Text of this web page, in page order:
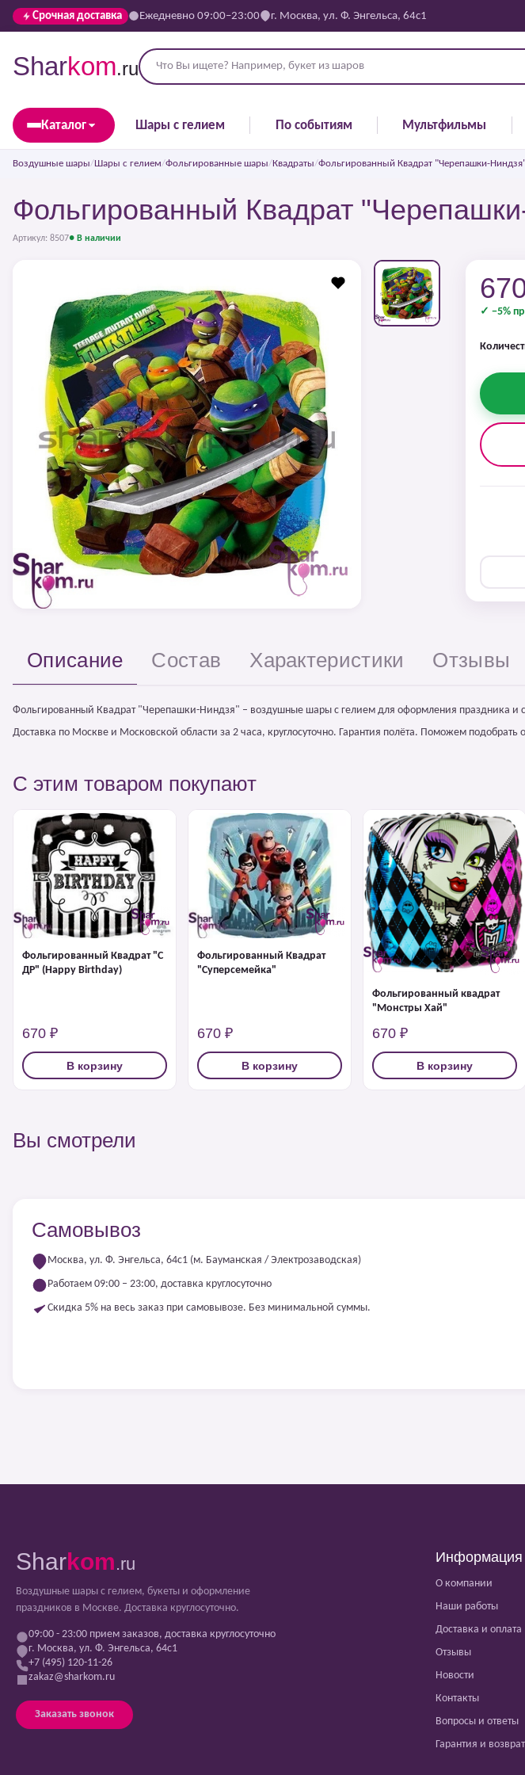
Срочная доставка Ежедневно 09:00–23:00 г. Москва, ул. Ф. Энгельса, 64с1
Sharkom.ru
Каталог Шары с гелием По событиям Мультфильмы
Воздушные шары/Шары с гелием/Фольгированные шары/Квадраты/Фольгированный Квадрат "Черепашки-
Фольгированный Квадрат
Артикул: 8507● В наличии
✓ −5%
Описание Состав Характеристики Отзывы
Фольгированный Квадрат "Черепашки-Ниндзя" – воздушные шары с гелием для оформления праздника и
Доставка по Москве и Московской области за 2 часа, круглосуточно. Гарантия полёта. Поможем
С этим товаром покупают
Фольгированный Квадрат "С
ДР" (Happy Birthday)
670 ₽
В корзину
Фольгированный Квадрат
"Суперсемейка"
670 ₽
В корзину
Фольгированный квадрат
"Монстры Хай"
670 ₽
В корзину
Вы смотрели
Самовывоз
Москва, ул. Ф. Энгельса, 64с1 (м. Бауманская / Электрозаводская)
Работаем 09:00 – 23:00, доставка круглосуточно
Скидка 5% на весь заказ при самовывозе. Без минимальной суммы.
Sharkom.ru
Воздушные шары с гелием, букеты и оформление
праздников в Москве. Доставка круглосуточно.
09:00 - 23:00 прием заказов, доставка круглосуточно
г. Москва, ул. Ф. Энгельса, 64с1
+7 (495) 120-11-26
zakaz@sharkom.ru
Заказать звонок
Информация
О компании
Наши работы
Доставка и оплата
Отзывы
Новости
Контакты
Вопросы и ответы
Гарантия и возврат